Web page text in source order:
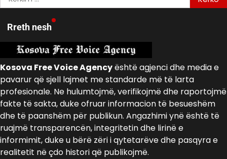
për:
Rreth nesh
Kosova Free Voice Agencyështë agjenci dhe media e
pavarur që sjell lajmet me standarde më të larta
profesionale. Ne hulumtojmë, verifikojmë dhe raportojmë
fakte të sakta, duke ofruar informacion të besueshëm
dhe të paanshëm për publikun. Angazhimi ynë është të
ruajmë transparencën, integritetin dhe lirinë e
informimit, duke u bërë zëri i qytetarëve dhe pasqyra e
realitetit në çdo histori që publikojmë.